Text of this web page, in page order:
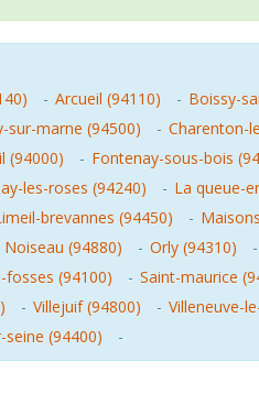
- Arcueil (94110) - Boissy-
sur-marne (94500) - Charenton-
(94000) - Fontenay-sous-bois
les-roses (94240) - La queue-
brevannes (94450) -
Noiseau (94880) - Orly (94310) -
fosses (94100) - Saint-maurice
- Villejuif (94800) - Villeneuve-
seine (94400) -